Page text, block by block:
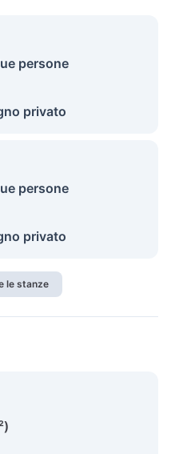
persone
privato
persone
privato
le stanze